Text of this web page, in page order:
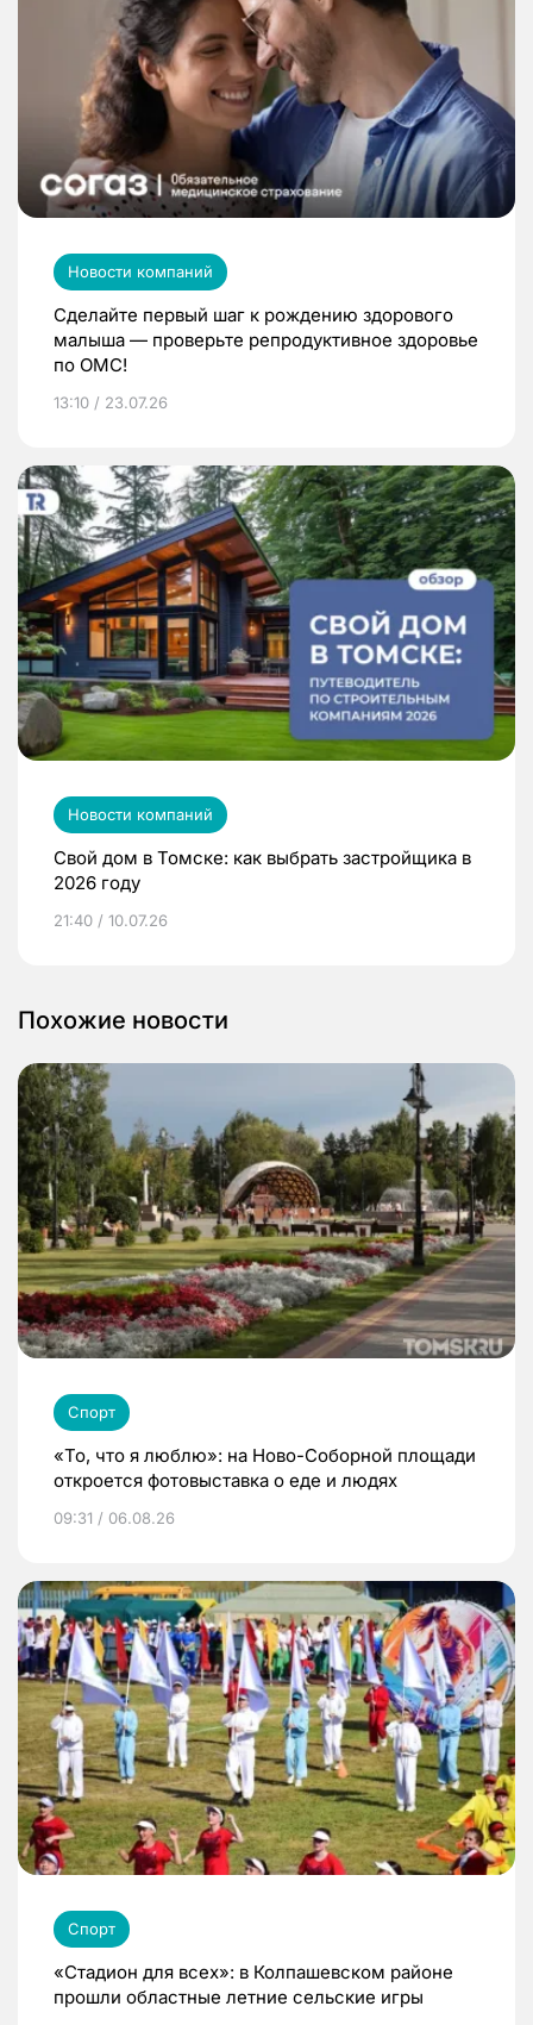
Новости компаний
Сделайте первый шаг к рождению здорового
малыша — проверьте репродуктивное здоровье
по ОМС!
13:10 / 23.07.26
Новости компаний
Свой дом в Томске: как выбрать застройщика в
2026 году
21:40 / 10.07.26
Похожие новости
Спорт
«То, что я люблю»: на Ново-Соборной площади
откроется фотовыставка о еде и людях
09:31 / 06.08.26
Спорт
«Стадион для всех»: в Колпашевском районе
прошли областные летние сельские игры